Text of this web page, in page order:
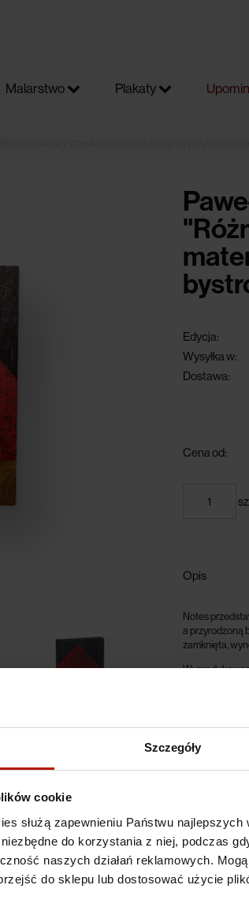
Szczegóły
cookie
służą zapewnieniu Państwu
do korzystania z niej, podczas
naszych działań reklamowych.
do sklepu lub dostosować użycie
Malarstwo Plakaty
Edycja:
Wysyłka w:
Dostawa:
Cena od:
Opis
Notes
a przyrodzoną
zamknięta,
Na froncie
pracy i logo
Produkt
Specyfikacje